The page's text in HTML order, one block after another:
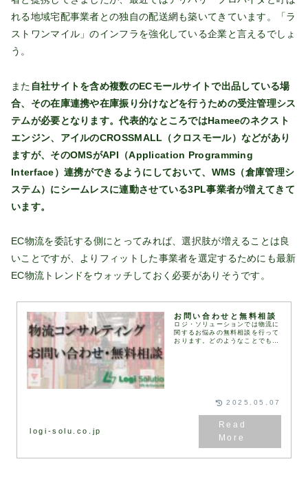
れる地域宅配事業者との独自の配送網も築いてきています。「ラ
ストワンマイル」のインフラを強化している企業と言えるでしょ
う。
また 自社サイトを含め複数のECモールサイトで出品している場
合、その在庫連携や在庫振り分けなどを行うための受注管理シス
テムが必要となります。代表的なところではHameeのネクスト
エンジン、アイルのCROSSMALL（クロスモール）などがあり
ますが、そのOMSがAPI（Application Programming
Interface）連携ができるようにしておいて、WMS（倉庫管理シ
ステム）にシームレスに連動させている3PL事業者が増えてきて
います。
EC物流を委託する側にとってみれば、選択肢が増えることは良
いことですが、よりフィットした事業者を選定するためにも最新
EC物流トレンドをウォッチしておく必要がありそうです。
お問い合わせと無料相談
ロジ・ソリューションでは物流に
関するお悩みの無料相談を行って
おります。どのようなことでもお
logi-solu.co.jp
2025.05.07